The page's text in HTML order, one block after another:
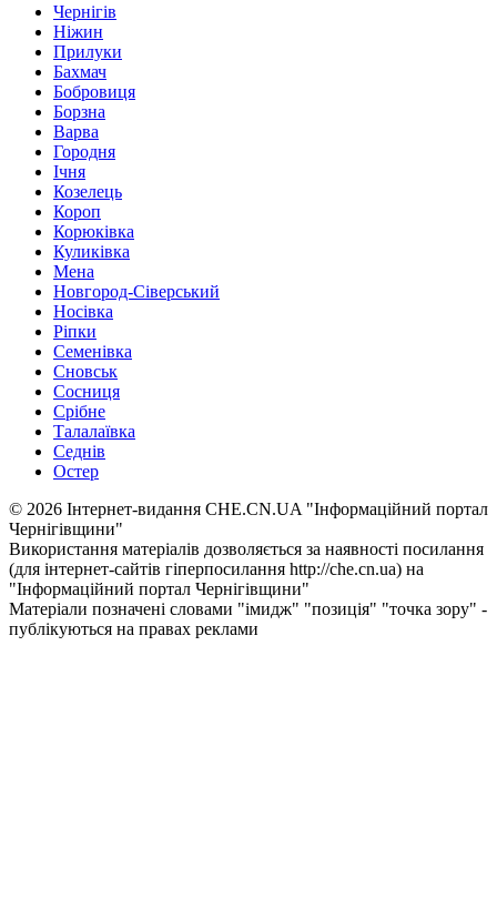
Чернігів
Ніжин
Прилуки
Бахмач
Бобровиця
Борзна
Варва
Городня
Ічня
Козелець
Короп
Корюківка
Куликівка
Мена
Новгород-Сіверський
Носівка
Ріпки
Семенівка
Сновськ
Сосниця
Срібне
Талалаївка
Седнів
Остер
© 2026 Інтернет-видання CHE.CN.UA "Інформаційний портал
Чернiгiвщини"
Використання матеріалів дозволяється за наявності посилання
(для інтернет-сайтів гіперпосилання http://che.cn.ua) на
"Інформаційний портал Чернiгiвщини"
Матеріали позначені словами "імидж" "позиція" "точка зору" -
публікуються на правах реклами